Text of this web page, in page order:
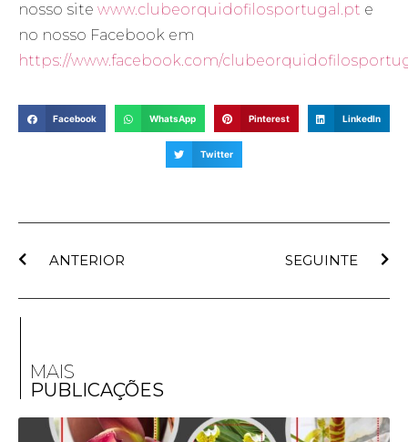
nosso site www.clubeorquidofilosportugal.pt e
no nosso Facebook em
https://www.facebook.com/
Facebook WhatsApp Pinterest LinkedIn
Twitter
ANTERIOR SEGUINTE
MAIS
PUBLICAÇÕES